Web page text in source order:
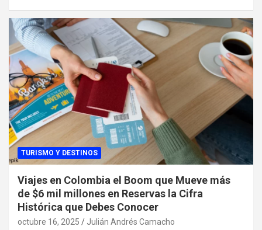
TURISMO Y DESTINOS
Viajes en Colombia el Boom que Mueve más
de $6 mil millones en Reservas la Cifra
Histórica que Debes Conocer
octubre 16, 2025 Julián Andrés Camacho